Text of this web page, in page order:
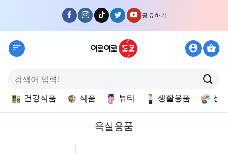
content
공유하기
색:
건강식품 식품 뷰티 생활용품 선
욕실용품